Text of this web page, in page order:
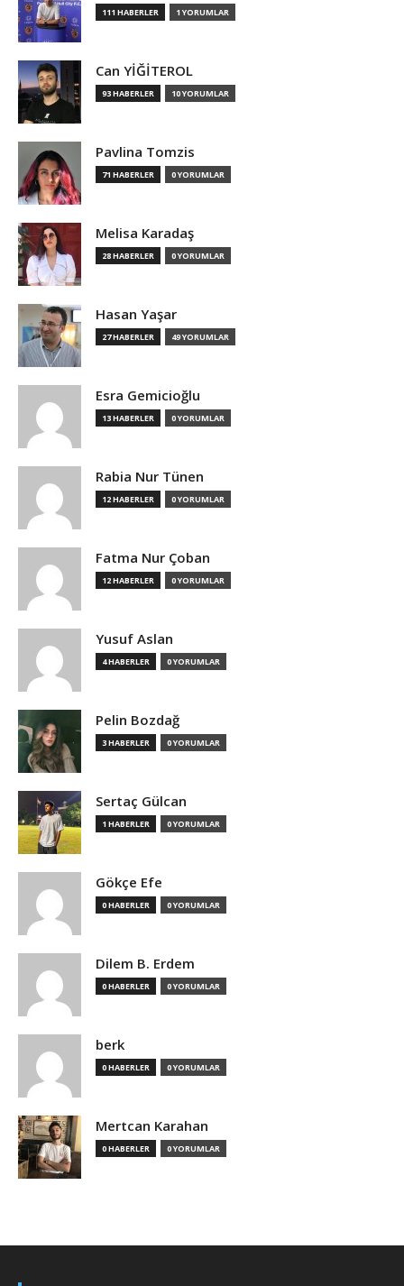
111 HABERLER 1 YORUMLAR
Can YİĞİTEROL
93 HABERLER 10 YORUMLAR
Pavlina Tomzis
71 HABERLER 0 YORUMLAR
Melisa Karadaş
28 HABERLER 0 YORUMLAR
Hasan Yaşar
27 HABERLER 49 YORUMLAR
Esra Gemicioğlu
13 HABERLER 0 YORUMLAR
Rabia Nur Tünen
12 HABERLER 0 YORUMLAR
Fatma Nur Çoban
12 HABERLER 0 YORUMLAR
Yusuf Aslan
4 HABERLER 0 YORUMLAR
Pelin Bozdağ
3 HABERLER 0 YORUMLAR
Sertaç Gülcan
1 HABERLER 0 YORUMLAR
Gökçe Efe
0 HABERLER 0 YORUMLAR
Dilem B. Erdem
0 HABERLER 0 YORUMLAR
berk
0 HABERLER 0 YORUMLAR
Mertcan Karahan
0 HABERLER 0 YORUMLAR